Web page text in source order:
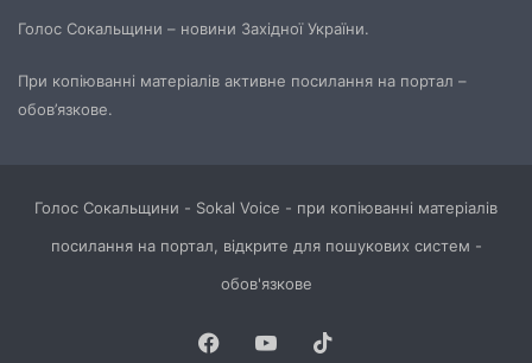
Голос Сокальщини – новини Західної України.
При копіюванні матеріалів активне посилання на портал –
обов’язкове.
Голос Сокальщини - Sokal Voice - при копіюванні матеріалів
посилання на портал, відкрите для пошукових систем -
обов'язкове
Facebook
YouTube